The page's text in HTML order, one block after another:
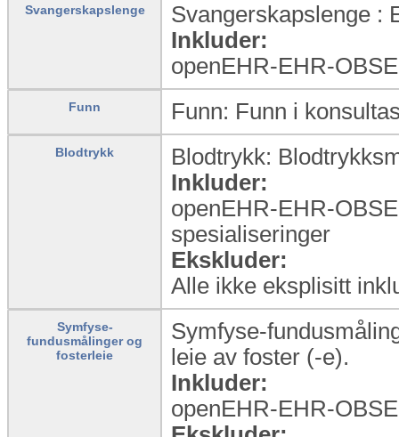
Svangerskapslenge
Svangerskapslenge :
Inkluder:
openEHR-EHR-
Funn Funn: Funn i
Blodtrykk
Blodtrykk:
Inkluder:
openEHR-EHR-
spesialiseringer
Ekskluder:
Alle ikke eksplisitt
Symfyse-
fundusmålinger og
fosterleie
Symfyse-
leie av foster (-e).
Inkluder:
openEHR-EHR-